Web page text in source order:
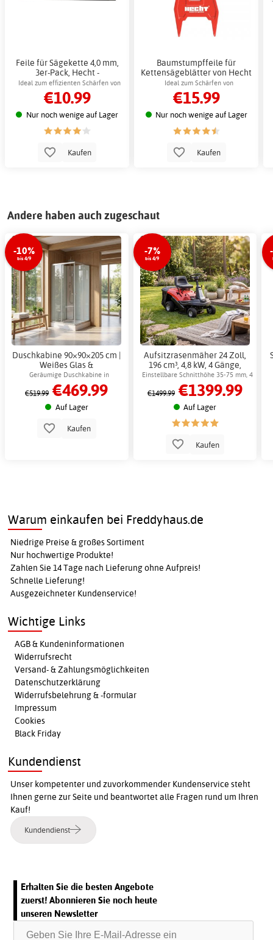
Feile für Sägekette 4,0 mm,
3er-Pack, Hecht -
Kettensägenzubehör
Ideal zum effizienten Schärfen von
Sägeketten
€10.99
Nur noch wenige auf Lager
Kaufen
Baumstumpffeile für
Kettensägeblätter von Hecht
- Kettensägenzubehör
Ideal zum Schärfen von
Kettensägeblättern
€15.99
Nur noch wenige auf Lager
Kaufen
Andere haben auch zugeschaut
-10%
bis 4/9
Duschkabine 90×90×205 cm |
Weißes Glas &
Massagefunktion | Aether
Geräumige Duschkabine in
modernem Design mit Handbrause
und Kopfbrause
€519.99 €469.99
Auf Lager
Kaufen
-7%
bis 4/9
Aufsitzrasenmäher 24 Zoll,
196 cm³, 4,8 kW, 4 Gänge,
roter Fangkorb, 150 l
Einstellbare Schnitthöhe 35-75 mm, 4
Gänge
€1499.99 €1399.99
Auf Lager
Kaufen
Warum einkaufen bei Freddyhaus.de
Niedrige Preise & großes Sortiment
Nur hochwertige Produkte!
Zahlen Sie 14 Tage nach Lieferung ohne Aufpreis!
Schnelle Lieferung!
Ausgezeichneter Kundenservice!
Wichtige Links
AGB & Kundeninformationen
Widerrufsrecht
Versand- & Zahlungsmöglichkeiten
Datenschutzerklärung
Widerrufsbelehrung & -formular
Impressum
Cookies
Black Friday
Kundendienst
Unser kompetenter und zuvorkommender Kundenservice steht
Ihnen gerne zur Seite und beantwortet alle Fragen rund um Ihren
Kauf!
Kundendienst
Erhalten Sie die besten Angebote
zuerst! Abonnieren Sie noch heute
unseren Newsletter